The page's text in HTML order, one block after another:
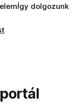
Így dolgozunk